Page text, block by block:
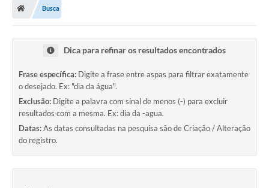
Busca
Dica para refinar os resultados encontrados
Frase específica: Digite a frase entre aspas para filtrar exatamente
o desejado. Ex: "dia da água".
Exclusão: Digite a palavra com sinal de menos (-) para excluir
resultados com a mesma. Ex: dia da -agua.
Datas:As datas consultadas na pesquisa são de Criação / Alteração
do registro.